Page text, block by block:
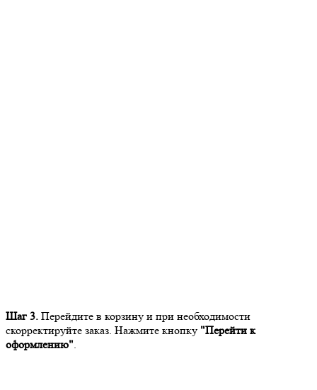
Шаг 3. Перейдите в корзину и при необходимости
скорректируйте заказ. Нажмите кнопку "Перейти к
оформлению".